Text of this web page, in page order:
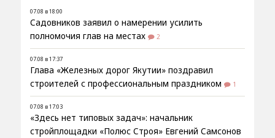
07.08 в 18:00
Садовников заявил о намерении усилить
полномочия глав на местах
2
07.08 в 17:37
Глава «Железных дорог Якутии» поздравил
строителей с профессиональным праздником
1
07.08 в 17:03
«Здесь нет типовых задач»: начальник
стройплощадки «Полюс Строя» Евгений Самсонов